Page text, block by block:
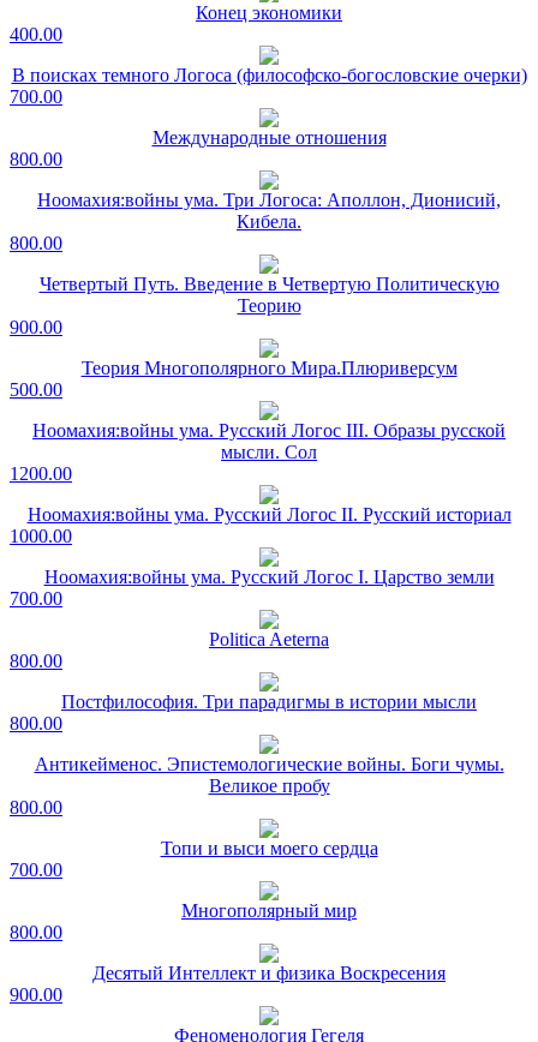
Конец экономики
400.00
В поисках темного Логоса (философско-богословские очерки)
700.00
Международные отношения
800.00
Ноомахия:войны ума. Три Логоса: Аполлон, Дионисий,
Кибела.
800.00
Четвертый Путь. Введение в Четвертую Политическую
Теорию
900.00
Теория Многополярного Мира.Плюриверсум
500.00
Ноомахия:войны ума. Русский Логос III. Образы русской
мысли. Сол
1200.00
Ноомахия:войны ума. Русский Логос II. Русский историал
1000.00
Ноомахия:войны ума. Русский Логос I. Царство земли
700.00
Politica Aeterna
800.00
Постфилософия. Три парадигмы в истории мысли
800.00
Антикейменос. Эпистемологические войны. Боги чумы.
Великое пробу
800.00
Топи и выси моего сердца
700.00
Многополярный мир
800.00
Десятый Интеллект и физика Воскресения
900.00
Феноменология Гегеля